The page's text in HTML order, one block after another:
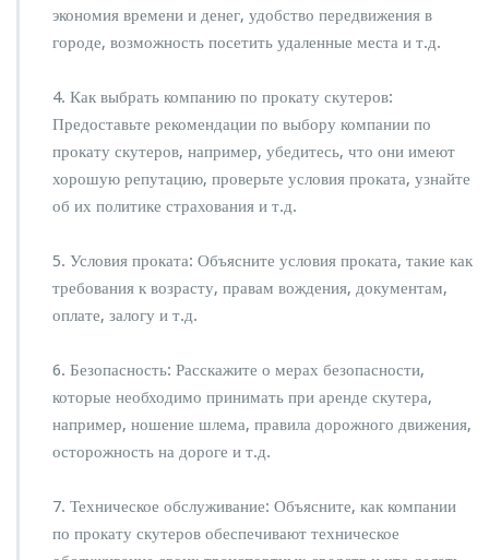
экономия времени и денег, удобство передвижения в
городе, возможность посетить удаленные места и т.д.
4. Как выбрать компанию по прокату скутеров:
Предоставьте рекомендации по выбору компании по
прокату скутеров, например, убедитесь, что они имеют
хорошую репутацию, проверьте условия проката, узнайте
об их политике страхования и т.д.
5. Условия проката: Объясните условия проката, такие как
требования к возрасту, правам вождения, документам,
оплате, залогу и т.д.
6. Безопасность: Расскажите о мерах безопасности,
которые необходимо принимать при аренде скутера,
например, ношение шлема, правила дорожного движения,
осторожность на дороге и т.д.
7. Техническое обслуживание: Объясните, как компании
по прокату скутеров обеспечивают техническое